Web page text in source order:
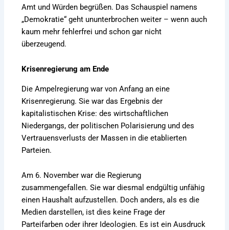
Amt und Würden begrüßen. Das Schauspiel namens
„Demokratie“ geht ununterbrochen weiter – wenn auch
kaum mehr fehlerfrei und schon gar nicht
überzeugend.
Krisenregierung am Ende
Die Ampelregierung war von Anfang an eine
Krisenregierung. Sie war das Ergebnis der
kapitalistischen Krise: des wirtschaftlichen
Niedergangs, der politischen Polarisierung und des
Vertrauensverlusts der Massen in die etablierten
Parteien.
Am 6. November war die Regierung
zusammengefallen. Sie war diesmal endgültig unfähig
einen Haushalt aufzustellen. Doch anders, als es die
Medien darstellen, ist dies keine Frage der
Parteifarben oder ihrer Ideologien. Es ist ein Ausdruck